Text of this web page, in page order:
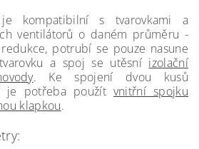
kompatibilní s tvarovkami a
ventilátorů o daném průměru -
potrubí se pouze nasune
a spoj se utěsní izolační
. Ke spojení dvou kusů
je potřeba použít vnitřní spojku
klapkou.